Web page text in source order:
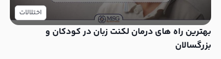
اختلالات
بهترین راه های درمان لکنت زبان در کودکان و
بزرگسالان